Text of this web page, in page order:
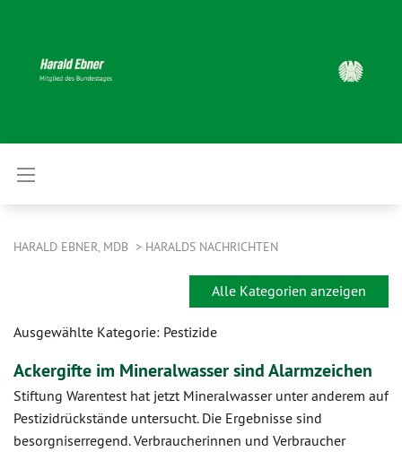
HARALD EBNER, MDB HARALDS NACHRICHTEN
Alle Kategorien anzeigen
Ausgewählte Kategorie: Pestizide
Ackergifte im Mineralwasser sind Alarmzeichen
Stiftung Warentest hat jetzt Mineralwasser unter anderem auf
Pestizidrückstände untersucht. Die Ergebnisse sind
besorgniserregend. Verbraucherinnen und Verbraucher